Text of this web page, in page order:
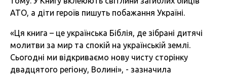
АТО, а діти героїв пишуть побажання Україні.
«Ця книга – це українська Біблія, де зібрані дитячі
молитви за мир та спокій на українській землі.
Сьогодні ми відкриваємо нову чисту сторінку
двадцятого регіону, Волині», - зазначила